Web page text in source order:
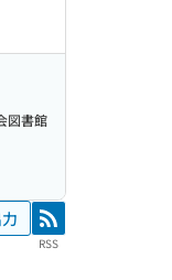
図書館
RSS
RSS